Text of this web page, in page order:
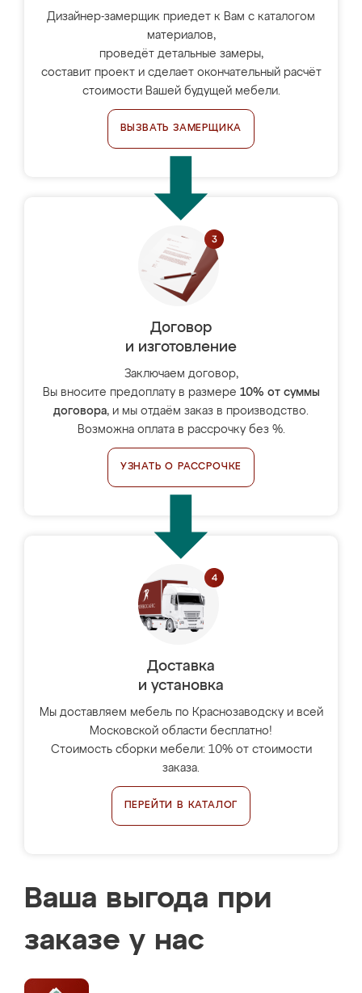
Дизайнер-замерщик приедет к Вам с каталогом
материалов,
проведёт детальные замеры,
составит проект и сделает окончательный расчёт
стоимости Вашей будущей мебели.
ВЫЗВАТЬ ЗАМЕРЩИКА
Договор
и изготовление
Заключаем договор,
Вы вносите предоплату в размере 10% от суммы
договора, и мы отдаём заказ в производство.
Возможна оплата в рассрочку без %.
УЗНАТЬ О РАССРОЧКЕ
Доставка
и установка
Мы доставляем мебель по Краснозаводску и всей
Московской области бесплатно!
Стоимость сборки мебели: 10% от стоимости
заказа.
ПЕРЕЙТИ В КАТАЛОГ
Ваша выгода при
заказе у нас